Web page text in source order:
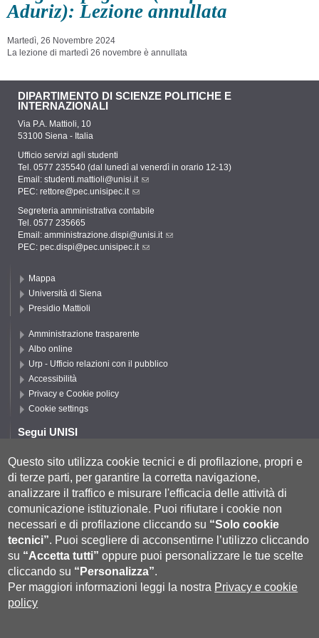
Aduriz): Lezione annullata
Martedì, 26 Novembre 2024
La lezione di martedì 26 novembre è annullata
DIPARTIMENTO DI SCIENZE POLITICHE E
INTERNAZIONALI
Via P.A. Mattioli, 10
53100 Siena - Italia
Ufficio servizi agli studenti
Tel. 0577 235540 (dal lunedì al venerdì in orario 12-13)
Email: studenti.mattioli@unisi.it
PEC: rettore@pec.unisipec.it
Segreteria amministrativa contabile
Tel. 0577 235665
Email: amministrazione.dispi@unisi.it
PEC: pec.dispi@pec.unisipec.it
Mappa
Università di Siena
Presidio Mattioli
Amministrazione trasparente
Albo online
Urp - Ufficio relazioni con il pubblico
Accessibilità
Privacy e Cookie policy
Cookie settings
Segui UNISI
Segui DISPI
Questo sito utilizza cookie tecnici e di profilazione, propri e
di terze parti, per garantire la corretta navigazione,
analizzare il traffico e misurare l'efficacia delle attività di
comunicazione istituzionale. Puoi rifiutare i cookie non
necessari e di profilazione cliccando su “Solo cookie
tecnici”. Puoi scegliere di acconsentirne l’utilizzo cliccando
su “Accetta tutti” oppure puoi personalizzare le tue scelte
cliccando su “Personalizza”.
Per maggiori informazioni leggi la nostra Privacy e cookie
policy